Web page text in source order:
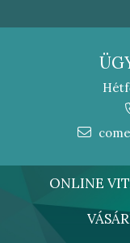
ONLINE